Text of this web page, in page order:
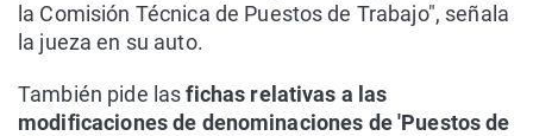
la Comisión Técnica de Puestos de Trabajo", señala
la jueza en su auto.
También pide lasfichas relativas a las
modificaciones de denominaciones de 'Puestos de